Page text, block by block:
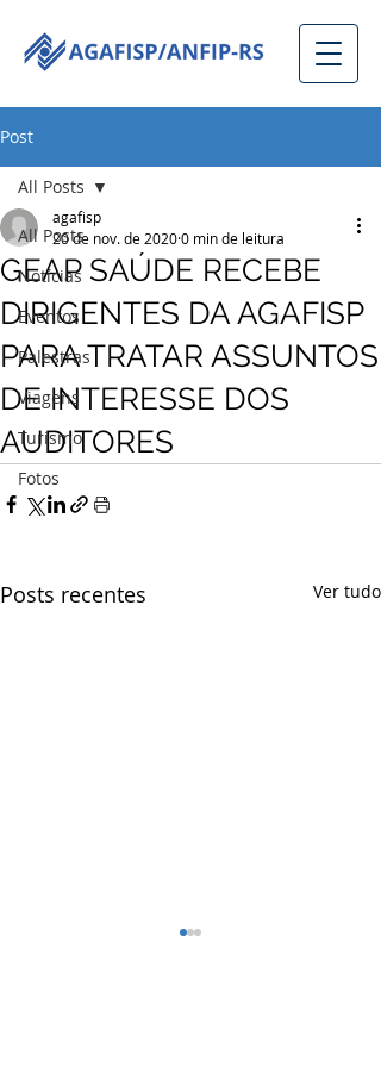
Post
All Posts
Notícias
Eventos
Palestras
Viagens
Turismo
Fotos
All Posts
GEAP SAÚDE RECEBE
DIRIGENTES DA AGAFISP
PARA TRATAR ASSUNTOS
DE INTERESSE DOS
AUDITORES
agafisp
20 de nov. de 20200 min de leitura
Posts recentes Ver tudo